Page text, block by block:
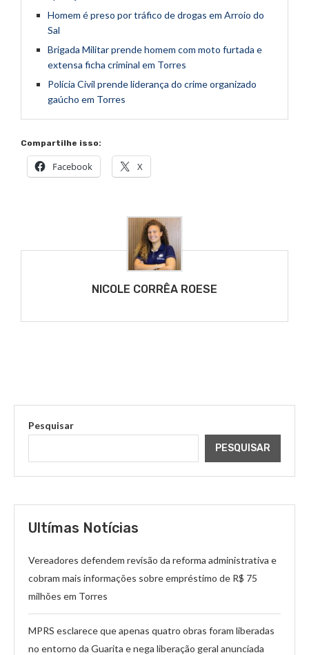
Homem é preso por tráfico de drogas em Arroio do
Sal
Brigada Militar prende homem com moto furtada e
extensa ficha criminal em Torres
Polícia Civil prende liderança do crime organizado
gaúcho em Torres
Compartilhe isso:
Facebook X
NICOLE CORRÊA ROESE
Pesquisar
PESQUISAR
Ultímas Notícias
Vereadores defendem revisão da reforma administrativa e
cobram mais informações sobre empréstimo de R$ 75
milhões em Torres
MPRS esclarece que apenas quatro obras foram liberadas
no entorno da Guarita e nega liberação geral anunciada